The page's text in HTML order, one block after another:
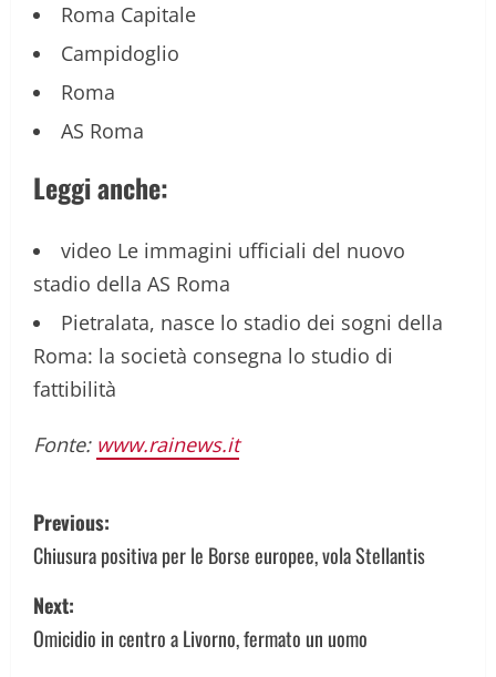
Roma Capitale
Campidoglio
Roma
AS Roma
Leggi anche:
video Le immagini ufficiali del nuovo
stadio della AS Roma
Pietralata, nasce lo stadio dei sogni della
Roma: la società consegna lo studio di
fattibilità
Fonte: www.rainews.it
P
o
s
t
Previous:
Chiusura positiva per le Borse europee, vola Stellantis
Next:
Omicidio in centro a Livorno, fermato un uomo